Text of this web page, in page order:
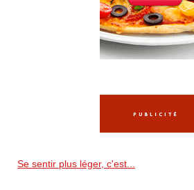
Se sentir plus léger, c'est...